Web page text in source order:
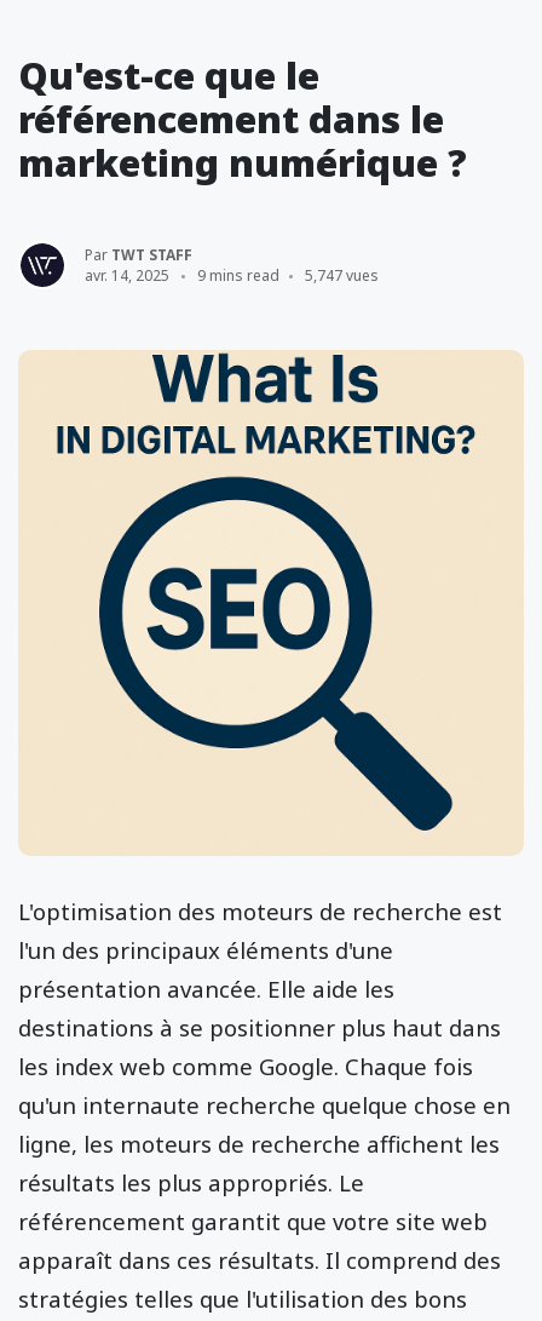
Qu'est-ce que le
référencement dans le
marketing numérique ?
Par TWT STAFF
avr. 14, 2025
9 mins read 5,747 vues
L'optimisation des moteurs de recherche est
l'un des principaux éléments d'une
présentation avancée. Elle aide les
destinations à se positionner plus haut dans
les index web comme Google. Chaque fois
qu'un internaute recherche quelque chose en
ligne, les moteurs de recherche affichent les
résultats les plus appropriés. Le
référencement garantit que votre site web
apparaît dans ces résultats. Il comprend des
stratégies telles que l'utilisation des bons